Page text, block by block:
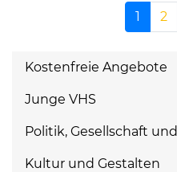
1 2
Kostenfreie Angebote
Junge VHS
Politik, Gesellschaft
Kultur und Gestalten